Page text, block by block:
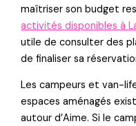
maîtriser son budget
activités disponibles à
utile de consulter des
de finaliser sa
Les campeurs et van-
espaces aménagés
autour d’Aime. Si le